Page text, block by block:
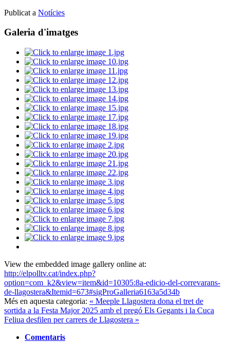
Publicat a Notícies
Galeria d'imatges
View the embedded image gallery online at:
http://elpolltv.cat/index.php?
option=com_k2&view=item&id=10305:8a-edicio-del-correvarans-
de-llagostera&Itemid=673#sigProGalleria6163a5d34b
Més en aquesta categoria: « Meeple Llagostera dona el tret de
sortida a la Festa Major 2025 amb el pregó Els Gegants i la Cuca
Feliua desfilen per carrers de Llagostera »
Comentaris